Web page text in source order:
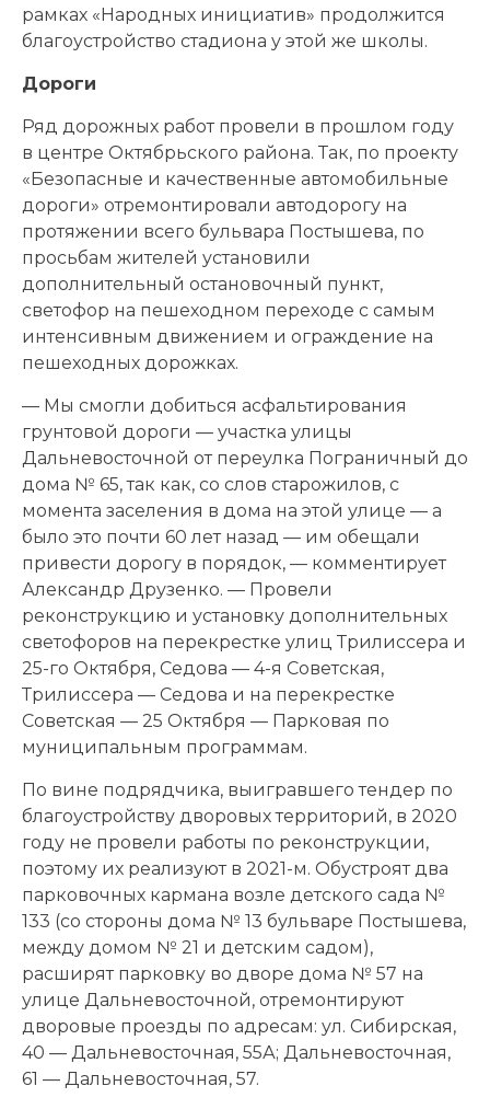
рамках «Народных инициатив» продолжится
благоустройство стадиона у этой же школы.
Дороги
Ряд дорожных работ провели в прошлом году
в центре Октябрьского района. Так, по проекту
«Безопасные и качественные автомобильные
дороги» отремонтировали автодорогу на
протяжении всего бульвара Постышева, по
просьбам жителей установили
дополнительный остановочный пункт,
светофор на пешеходном переходе с самым
интенсивным движением и ограждение на
пешеходных дорожках.
— Мы смогли добиться асфальтирования
грунтовой дороги — участка улицы
Дальневосточной от переулка Пограничный до
дома № 65, так как, со слов старожилов, с
момента заселения в дома на этой улице — а
было это почти 60 лет назад — им обещали
привести дорогу в порядок, — комментирует
Александр Друзенко. — Провели
реконструкцию и установку дополнительных
светофоров на перекрестке улиц Трилиссера и
25-го Октября, Седова — 4-я Советская,
Трилиссера — Седова и на перекрестке
Советская — 25 Октября — Парковая по
муниципальным программам.
По вине подрядчика, выигравшего тендер по
благоустройству дворовых территорий, в 2020
году не провели работы по реконструкции,
поэтому их реализуют в 2021-м. Обустроят два
парковочных кармана возле детского сада №
133 (со стороны дома № 13 бульваре Постышева,
между домом № 21 и детским садом),
расширят парковку во дворе дома № 57 на
улице Дальневосточной, отремонтируют
дворовые проезды по адресам: ул. Сибирская,
40 — Дальневосточная, 55А; Дальневосточная,
61 — Дальневосточная, 57.